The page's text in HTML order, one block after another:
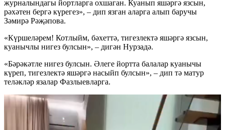
журналындагы йортларга охшаган. Куанып яшәргә язсын,
рәхәтен бергә күрегез», – дип язган аларга алып баручы
Зәмирә Рәҗәпова.
«Күршеләрем! Котлыйм, бәхеттә, тигезлектә яшәргә язсын,
куанычлы нигез булсын», – дигән Нурзадә.
«Бәрәкәтле нигез булсын. Әлеге йортта балалар куанычы
күреп, тигезлектә яшәргә насыйп булсын», – дип тә матур
теләкләр язалар Фазлыевларга.